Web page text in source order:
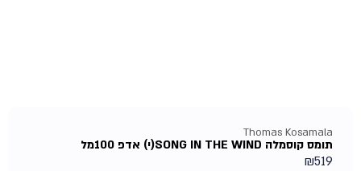
Thomas Kosamala
תומס קוסמלה SONG IN THE WIND(י) אדפ 100מל
₪519